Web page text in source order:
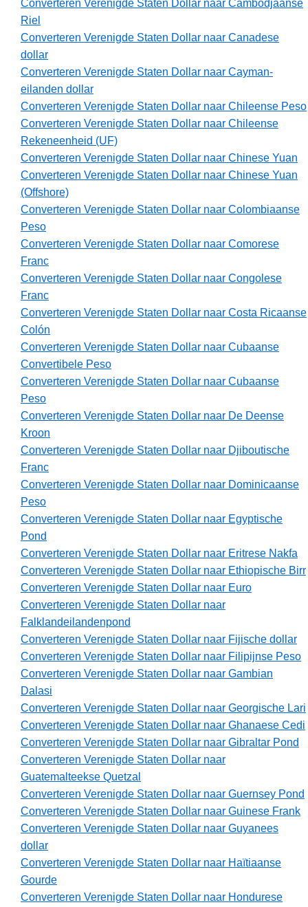
Converteren Verenigde Staten Dollar naar Cambodjaanse
Riel
Converteren Verenigde Staten Dollar naar Canadese
dollar
Converteren Verenigde Staten Dollar naar Cayman-
eilanden dollar
Converteren Verenigde Staten Dollar naar Chileense Peso
Converteren Verenigde Staten Dollar naar Chileense
Rekeneenheid (UF)
Converteren Verenigde Staten Dollar naar Chinese Yuan
Converteren Verenigde Staten Dollar naar Chinese Yuan
(Offshore)
Converteren Verenigde Staten Dollar naar Colombiaanse
Peso
Converteren Verenigde Staten Dollar naar Comorese
Franc
Converteren Verenigde Staten Dollar naar Congolese
Franc
Converteren Verenigde Staten Dollar naar Costa Ricaanse
Colón
Converteren Verenigde Staten Dollar naar Cubaanse
Convertibele Peso
Converteren Verenigde Staten Dollar naar Cubaanse
Peso
Converteren Verenigde Staten Dollar naar De Deense
Kroon
Converteren Verenigde Staten Dollar naar Djiboutische
Franc
Converteren Verenigde Staten Dollar naar Dominicaanse
Peso
Converteren Verenigde Staten Dollar naar Egyptische
Pond
Converteren Verenigde Staten Dollar naar Eritrese Nakfa
Converteren Verenigde Staten Dollar naar Ethiopische Birr
Converteren Verenigde Staten Dollar naar Euro
Converteren Verenigde Staten Dollar naar
Falklandeilandenpond
Converteren Verenigde Staten Dollar naar Fijische dollar
Converteren Verenigde Staten Dollar naar Filipijnse Peso
Converteren Verenigde Staten Dollar naar Gambian
Dalasi
Converteren Verenigde Staten Dollar naar Georgische Lari
Converteren Verenigde Staten Dollar naar Ghanaese Cedi
Converteren Verenigde Staten Dollar naar Gibraltar Pond
Converteren Verenigde Staten Dollar naar
Guatemalteekse Quetzal
Converteren Verenigde Staten Dollar naar Guernsey Pond
Converteren Verenigde Staten Dollar naar Guinese Frank
Converteren Verenigde Staten Dollar naar Guyanees
dollar
Converteren Verenigde Staten Dollar naar Haïtiaanse
Gourde
Converteren Verenigde Staten Dollar naar Hondurese